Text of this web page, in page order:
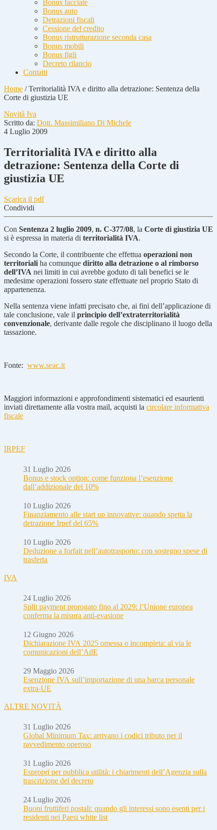
Bonus facciate
Bonus auto
Detrazioni fiscali
Cessione del credito
Bonus ristrutturazione seconda casa
Bonus mobili
Bonus figli
Decreto rilancio
Contatti
Home /Territorialità IVA e diritto alla detrazione: Sentenza della
Corte di giustizia UE
Novità Iva
Scritto da: Dott. Massimiliano Di Michele
4 Luglio 2009
Territorialità IVA e diritto alla
detrazione: Sentenza della Corte di
giustizia UE
Scarica il pdf
Condividi
Con Sentenza 2 luglio 2009, n. C-377/08, la Corte di giustizia UE
si è espressa in materia di territorialità IVA.
Secondo la Corte, il contribuente che effettua operazioni non
territoriali ha comunque diritto alla detrazione o al rimborso
dell’IVA nei limiti in cui avrebbe goduto di tali benefici se le
medesime operazioni fossero state effettuate nel proprio Stato di
appartenenza.
Nella sentenza viene infatti precisato che, ai fini dell’applicazione di
tale conclusione, vale il principio dell’extraterritorialità
convenzionale, derivante dalle regole che disciplinano il luogo della
tassazione.
Fonte: www.seac.it
Maggiori informazioni e approfondimenti sistematici ed esaurienti
inviati direttamente alla vostra mail, acquisti la circolare informativa
fiscale
IRPEF
31 Luglio 2026
Bonus e stock option: come funziona l’esenzione
dall’addizionale del 10%
10 Luglio 2026
Finanziamento alle start up innovative: quando spetta la
detrazione Irpef del 65%
10 Luglio 2026
Deduzione a forfait nell’autotrasporto: con sostegno spese di
trasferta
IVA
24 Luglio 2026
Split payment prorogato fino al 2029: l’Unione europea
conferma la misura anti-evasione
12 Giugno 2026
Dichiarazione IVA 2025 omessa o incompleta: al via le
comunicazioni dell’AdE
29 Maggio 2026
Esenzione IVA sull’importazione di una barca personale
extra-UE
ALTRE NOVITÀ
31 Luglio 2026
Global Minimum Tax: arrivano i codici tributo per il
ravvedimento operoso
31 Luglio 2026
Espropri per pubblica utilità: i chiarimenti dell’Agenzia sulla
trascrizione del decreto
24 Luglio 2026
Buoni fruttiferi postali: quando gli interessi sono esenti per i
residenti nei Paesi white list